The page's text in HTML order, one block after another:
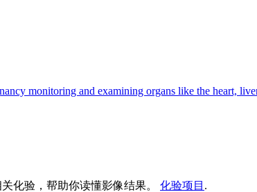
monitoring and examining organs like the heart,
化验，帮助你读懂影像结果。 化验项目 .